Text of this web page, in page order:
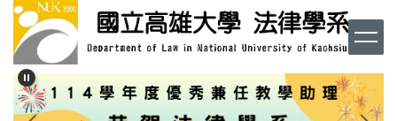
跳
主
要
內
容